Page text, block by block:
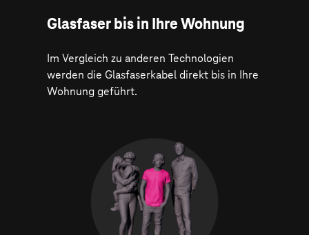
Glasfaser bis in Ihre Wohnung
Im Vergleich zu anderen Technologien
werden die Glasfaserkabel direkt bis in Ihre
Wohnung geführt.